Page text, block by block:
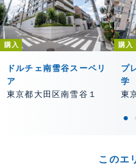
購入
ドルチェ南雪谷スーペリ
ア
東京都大田区南雪谷１
購入
プ
学
東
このエ